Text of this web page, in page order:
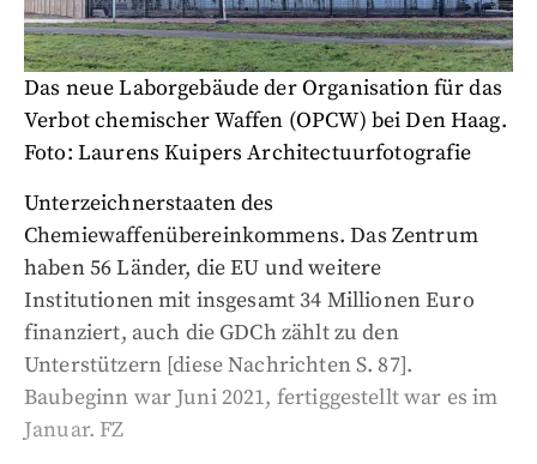
Das neue Laborgebäude der Organisation für das
Verbot chemischer Waffen (OPCW) bei Den Haag.
Foto: Laurens Kuipers Architectuurfotografie
Unterzeichnerstaaten des
Chemiewaffenübereinkommens. Das Zentrum
haben 56 Länder, die EU und weitere
Institutionen mit insgesamt 34 Millionen Euro
finanziert, auch die GDCh zählt zu den
Unterstützern [diese Nachrichten S. 87].
Baubeginn war Juni 2021, fertiggestellt war es im
Januar. FZ